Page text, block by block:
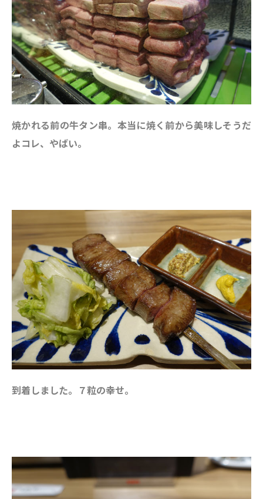
焼かれる前の牛タン串。本当に焼く前から美味しそうだ
よコレ、やばい。
到着しました。７粒の幸せ。